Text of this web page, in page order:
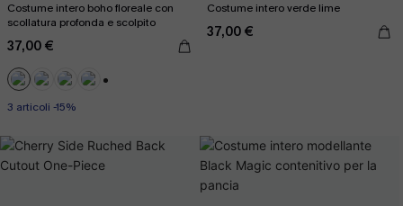
Costume intero boho floreale con
scollatura profonda e scolpito
37,00 €
3 articoli -15%
Costume intero verde lime
37,00 €